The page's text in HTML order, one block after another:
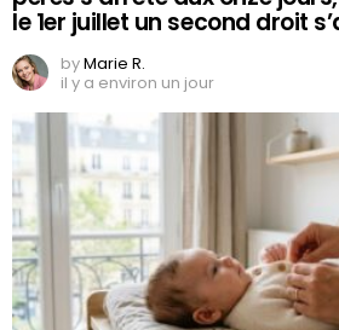
le 1er juillet un second droit
byMarie R.
il y a environ un jour